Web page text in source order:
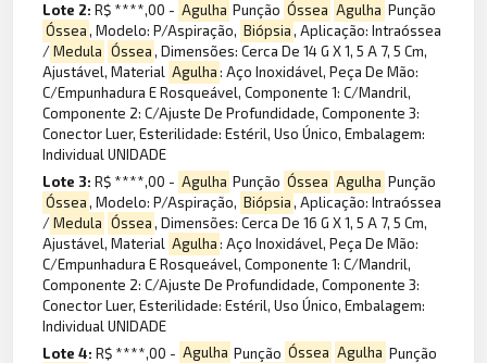
Lote 2:R$ ****,00 - Agulha Punção Óssea Agulha Punção
Óssea, Modelo: P/Aspiração, Biópsia, Aplicação: Intraóssea
/Medula Óssea, Dimensões: Cerca De 14 G X 1, 5 A 7, 5 Cm,
Ajustável, Material Agulha: Aço Inoxidável, Peça De Mão:
C/Empunhadura E Rosqueável, Componente 1: C/Mandril,
Componente 2: C/Ajuste De Profundidade, Componente 3:
Conector Luer, Esterilidade: Estéril, Uso Único, Embalagem:
Individual UNIDADE
Lote 3:R$ ****,00 - Agulha Punção Óssea Agulha Punção
Óssea, Modelo: P/Aspiração, Biópsia, Aplicação: Intraóssea
/Medula Óssea, Dimensões: Cerca De 16 G X 1, 5 A 7, 5 Cm,
Ajustável, Material Agulha: Aço Inoxidável, Peça De Mão:
C/Empunhadura E Rosqueável, Componente 1: C/Mandril,
Componente 2: C/Ajuste De Profundidade, Componente 3:
Conector Luer, Esterilidade: Estéril, Uso Único, Embalagem:
Individual UNIDADE
Lote 4:R$ ****,00 - Agulha Punção Óssea Agulha Punção